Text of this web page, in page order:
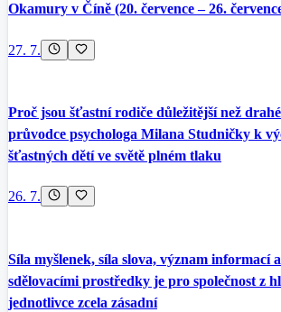
Okamury v Číně (20. července – 26.
27. 7.
Proč jsou šťastní rodiče důležitější než
průvodce psychologa Milana Studničky k
šťastných dětí ve světě plném tlaku
26. 7.
Síla myšlenek, síla slova, význam informací
sdělovacími prostředky je pro společnost z
jednotlivce zcela zásadní